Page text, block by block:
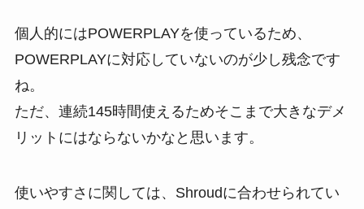
個人的にはPOWERPLAYを使っているため、
POWERPLAYに対応していないのが少し残念です
ね。
ただ、連続145時間使えるためそこまで大きなデメ
リットにはならないかなと思います。
使いやすさに関しては、Shroudに合わせられてい